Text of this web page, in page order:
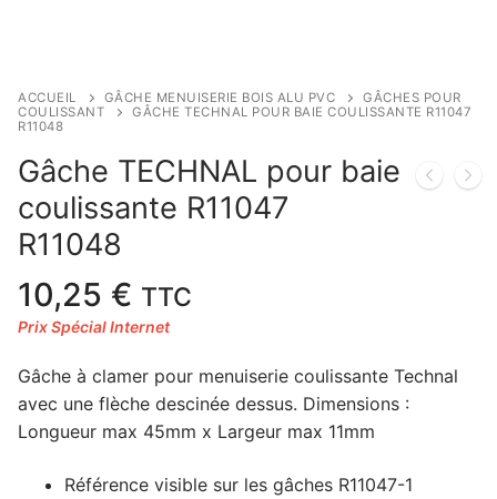
ACCUEIL GÂCHE MENUISERIE BOIS ALU PVC
GÂCHES POUR
COULISSANT
GÂCHE TECHNAL POUR BAIE COULISSANTE R11047
R11048
Gâche TECHNAL pour baie
coulissante R11047
R11048
10,25 € TTC
Gâche à clamer pour menuiserie coulissante Technal
avec une flèche descinée dessus. Dimensions :
Longueur max 45mm x Largeur max 11mm
Référence visible sur les gâches R11047-1